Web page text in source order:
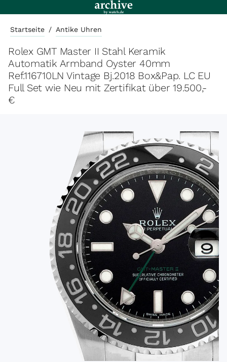
Startseite / Antike Uhren
Rolex GMT Master II Stahl Keramik
Automatik Armband Oyster 40mm
Ref.116710LN Vintage Bj.2018 Box&Pap. LC EU
Full Set wie Neu mit Zertifikat über 19.500,-
€